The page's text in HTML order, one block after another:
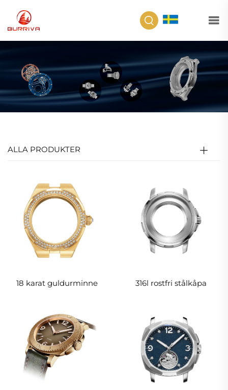
ALLA PRODUKTER
18 karat guldurminne 316l rostfri stålkåpa